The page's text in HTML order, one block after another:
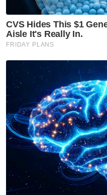
Tanah Runtuh
Artikel
Semasa
Wanita
dibakar
nombor
Semasa
Jerebu: